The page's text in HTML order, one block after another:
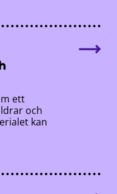
ett
och
kan